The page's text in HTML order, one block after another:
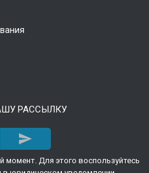
РАССЫЛКУ

Для этого воспользуйтесь